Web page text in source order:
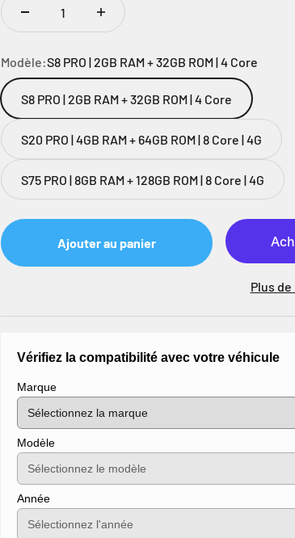
Modèle:S8 PRO | 2GB RAM + 32GB ROM | 4 Core
S8 PRO | 2GB RAM + 32GB ROM | 4 Core
S20 PRO | 4GB RAM + 64GB ROM | 8 Core | 4G
S75 PRO | 8GB RAM + 128GB ROM | 8 Core | 4G
Ajouter au panier
Plus
Vérifiez la compatibilité avec votre véhicule
Marque
Modèle
Année